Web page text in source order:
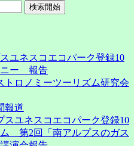
ユネスコエコパーク登録10
ニー 報告
ロノミーツーリズム研究会
報道
ユネスコエコパーク登録10
第2回「南アルプスのガス